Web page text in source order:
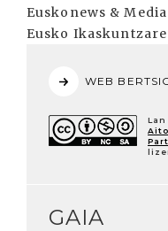
Euskonews &
Eusko
WEB
GAIA